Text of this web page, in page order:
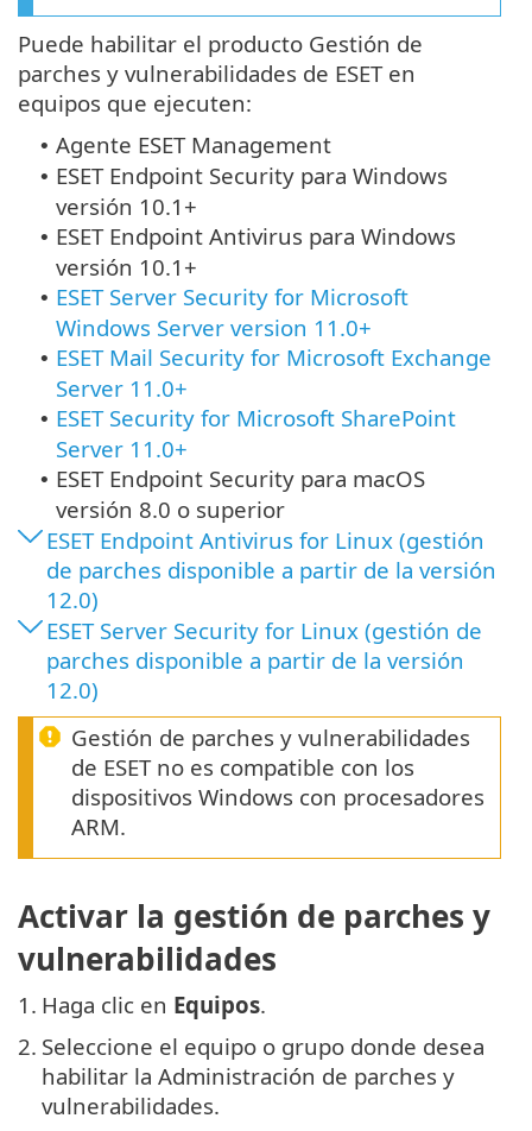
Puede habilitar el producto Gestión de
parches y vulnerabilidades de ESET en
equipos que ejecuten:
• Agente ESET Management
• ESET Endpoint Security para Windows
versión 10.1+
• ESET Endpoint Antivirus para Windows
versión 10.1+
• ESET Server Security for Microsoft
Windows Server version 11.0+
• ESET Mail Security for Microsoft Exchange
Server 11.0+
• ESET Security for Microsoft SharePoint
Server 11.0+
• ESET Endpoint Security para macOS
versión 8.0 o superior
ESET Endpoint Antivirus for Linux (gestión
de parches disponible a partir de la versión
12.0)
ESET Server Security for Linux (gestión de
parches disponible a partir de la versión
12.0)
Gestión de parches y vulnerabilidades
de ESET no es compatible con los
dispositivos Windows con procesadores
ARM.
Activar la gestión de parches y
vulnerabilidades
1. Haga clic en Equipos.
2. Seleccione el equipo o grupo donde desea
habilitar la Administración de parches y
vulnerabilidades.